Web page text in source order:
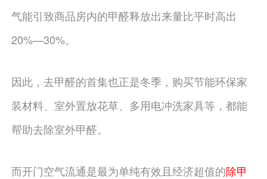
气能引致商品房内的甲醛释放出来量比平时高出
20%—30%。
因此，去甲醛的首集也正是冬季，购买节能环保家
装材料、室外置放花草、多用电冲洗家具等，都能
帮助去除室外甲醛。
而开门空气流通是最为单纯有效且经济超值的除甲